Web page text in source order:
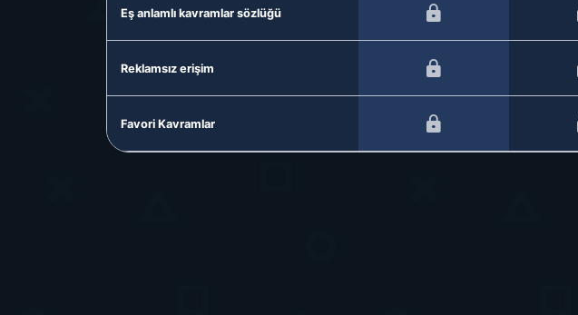
Eş anlamlı kavramlar sözlüğü
Reklamsız erişim
Favori Kavramlar